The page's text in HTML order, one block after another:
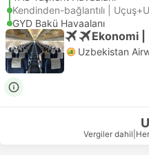
Kendinden-bağlantılı |
GYD Bakü Havaalanı
Ekonomi |
Uzbekistan
Vergiler dahil